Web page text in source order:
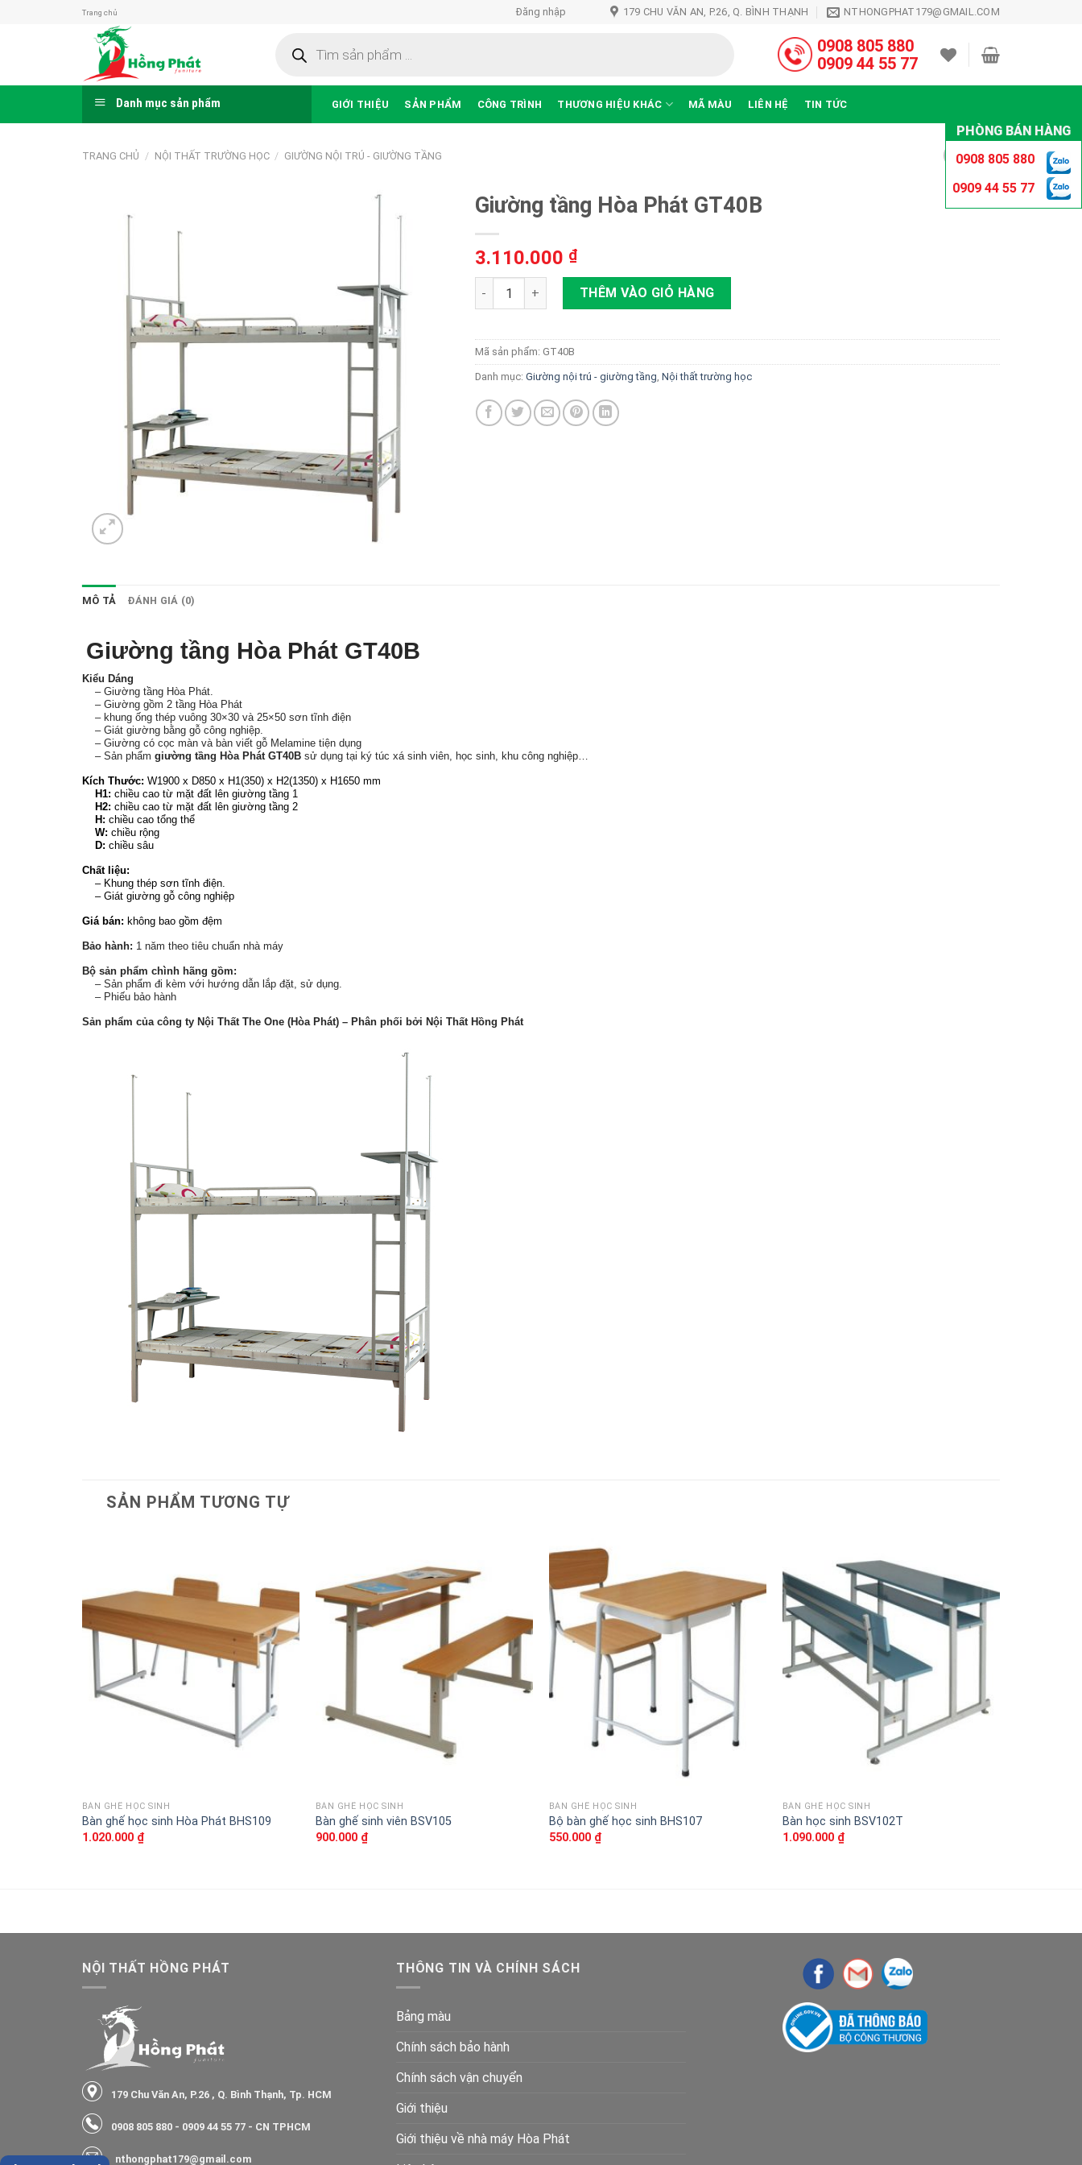
Trang chủ Đăng nhập 179 CHU VĂN AN, P.26, Q. BÌNH THẠNH NTHONGPHAT179@GMAIL.COM
kiếm
0908 805 880
0909 44 55 77
Danh mục sản phẩm GIỚI THIỆU SẢN PHẨM CÔNG TRÌNH THƯƠNG HIỆU KHÁC MÃ MÀU LIÊN HỆ TIN TỨC
TRANG CHỦ / NỘI THẤT TRƯỜNG HỌC / GIƯỜNG NỘI TRÚ - GIƯỜNG TẦNG
Giường tầng Hòa Phát GT40B
3.110.000 ₫
Giường tầng Hòa Phát GT40B số lượng
THÊM VÀO GIỎ HÀNG
Mã sản phẩm: GT40B
Danh mục: Giường nội trú - giường tầng Nội thất trường học
MÔ TẢ ĐÁNH GIÁ (0)
Giường tầng Hòa Phát GT40B
Kiểu Dáng
– Giường tầng Hòa Phát.
– Giường gồm 2 tầng Hòa Phát
– khung ống thép vuông 30×30 và 25×50 sơn tĩnh điện
– Giát giường bằng gỗ công nghiệp.
– Giường có cọc màn và bàn viết gỗ Melamine tiện dụng
– Sản phẩm giường tầng Hòa Phát GT40B sử dụng tại ký túc xá sinh viên, học sinh, khu công nghiệp…
Kích Thước: W1900 x D850 x H1(350) x H2(1350) x H1650 mm
H1: chiều cao từ mặt đất lên giường tầng 1
H2: chiều cao từ mặt đất lên giường tầng 2
H: chiều cao tổng thể
W: chiều rộng
D: chiều sâu
Chất liệu:
– Khung thép sơn tĩnh điện.
– Giát giường gỗ công nghiệp
Giá bán: không bao gồm đệm
Bảo hành: 1 năm theo tiêu chuẩn nhà máy
Bộ sản phẩm chình hãng gồm:
– Sản phẩm đi kèm với hướng dẫn lắp đặt, sử dụng.
– Phiếu bảo hành
Sản phẩm của công ty Nội Thất The One (Hòa Phát) – Phân phối bởi Nội Thất Hồng Phát
SẢN PHẨM TƯƠNG TỰ
Thêm
sản
phẩm
yêu
thích
BÀN GHẾ HỌC SINH
Bàn ghế học sinh Hòa Phát BHS109
1.020.000 ₫
vào
phẩm
yêu
BÀN GHẾ HỌC SINH
Bàn ghế sinh viên BSV105
900.000 ₫
Thêm
BÀN GHẾ HỌC SINH
Bộ bàn ghế học sinh BHS107
550.000 ₫
Thêm
vào
sản
BÀN GHẾ HỌC SINH
Bàn học sinh BSV102T
1.090.000 ₫
NỘI THẤT HỒNG PHÁT
179 Chu Văn An, P.26 , Q. Bình Thạnh, Tp. HCM
0908 805 880 - 0909 44 55 77 - CN TPHCM
nthongphat179@gmail.com
THÔNG TIN VÀ CHÍNH SÁCH
Bảng màu
Chính sách bảo hành
Chính sách vận chuyển
Giới thiệu
Giới thiệu về nhà máy Hòa Phát
PHÒNG BÁN HÀNG
0908 805 880
0909 44 55 77